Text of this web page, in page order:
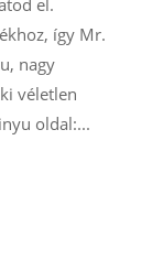
el.
így Mr.
nagy
véletlen
oldal:...